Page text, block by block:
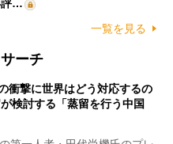
評…
一覧を見る
ーチ
衝撃に世界はどう対応するの
検討する「蒸留を行う中国